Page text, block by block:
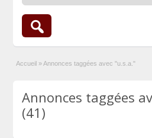
Accueil » Annonces taggées avec "u.s.a."
Annonces taggées
(41)